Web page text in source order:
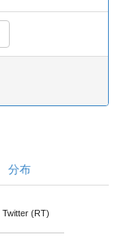
分布
Twitter (RT)